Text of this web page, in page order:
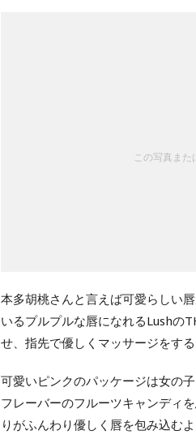
この写真ま
本多胡桃さんと言えば可愛らしい
いるプルプルな唇になれるLushの
せ、指先で優しくマッサージをす
可愛いピンクのパッケージは女の
フレーバーのフルーツキャンディ
りがふんわり優しく唇を包み込む